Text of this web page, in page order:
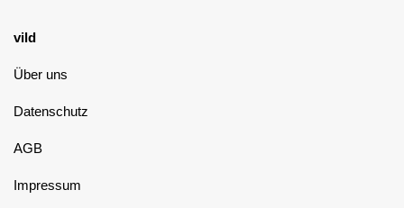
vild
Über uns
Datenschutz
AGB
Impressum